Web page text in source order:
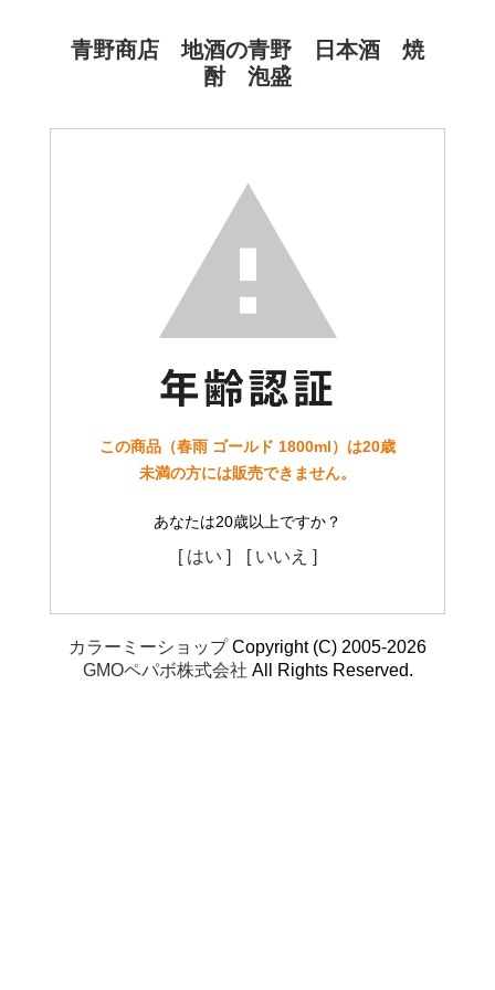
青野商店 地酒の青野 日本酒 焼
酎 泡盛
この商品（春雨 ゴールド 1800ml）は20歳
未満の方には販売できません。
あなたは20歳以上ですか？
[ はい ] [ いいえ ]
カラーミーショップCopyright (C) 2005-2026
GMOペパボ株式会社 All Rights Reserved.